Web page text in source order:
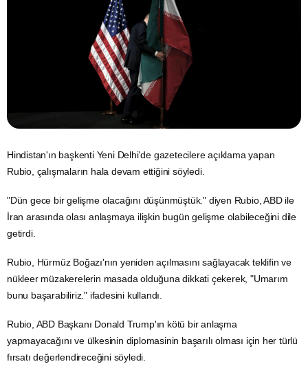
Hindistan'ın başkenti Yeni Delhi'de gazetecilere açıklama yapan
Rubio, çalışmaların hala devam ettiğini söyledi.
"Dün gece bir gelişme olacağını düşünmüştük." diyen Rubio,ABDile
İran arasında olası anlaşmaya ilişkin bugün gelişme olabileceğini dile
getirdi.
Rubio, Hürmüz Boğazı'nın yeniden açılmasını sağlayacak teklifin ve
nükleer müzakerelerin masada olduğuna dikkati çekerek, "Umarım
bunu başarabiliriz." ifadesini kullandı.
Rubio, ABD Başkanı Donald Trump'ın kötü bir anlaşma
yapmayacağını ve ülkesinin diplomasinin başarılı olması için her türlü
fırsatı değerlendireceğini söyledi.